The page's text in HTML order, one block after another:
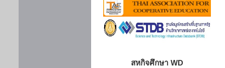
สหกิจศึกษา WD